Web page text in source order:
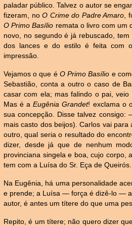
paladar público. Talvez o autor se
fizeram, noO Crime do Padre Amaro ,
O Primo Basílio remata o livro com um
novo, no segundo é já rebuscado,
dos lances e do estilo é feita com
impressão.
Vejamos o que é O Primo Basílio e
Sebastião, conta a outro o caso de
casar com ela; mas falindo o pai,
Mas é aEugênia Grandet! exclama o
sua concepção. Disse talvez
mais casto dos beijos). Carlos vai
outro, qual seria o resultado do
dizer, desde já que de nenhum
provinciana singela e boa, cujo corpo,
tem com a Luísa do Sr. Eça de Queirós.
Na Eugênia, há uma personalidade
e prende; a Luísa — força é dizê-lo —
autor, é antes um títere do que uma
Repito, é um títere; não quero dizer